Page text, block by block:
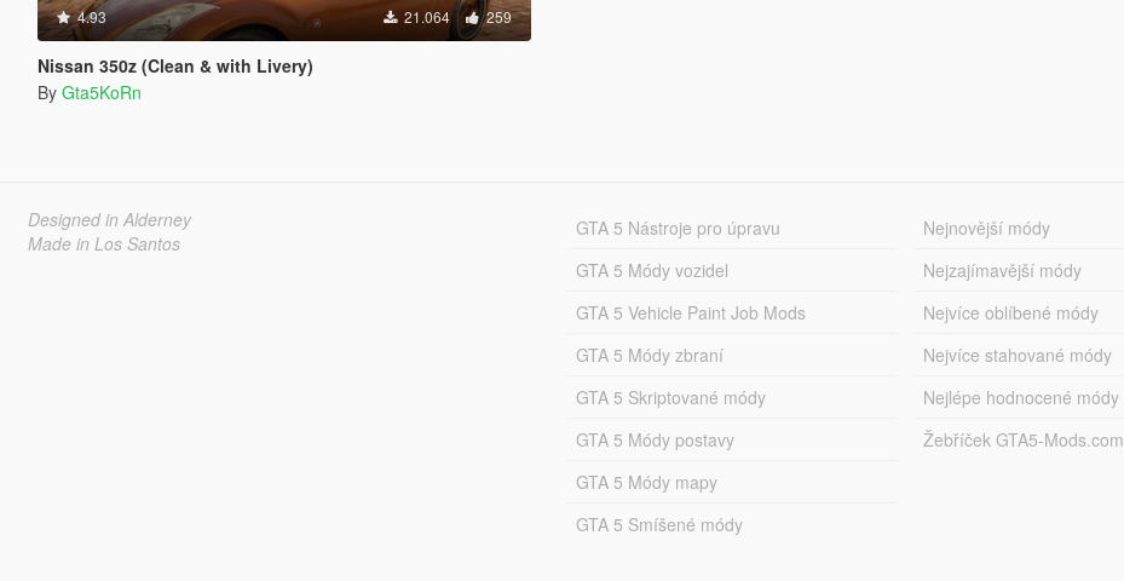
4.93 21.064 259
Nissan 350z (Clean & with Livery)
By Gta5KoRn
Designed in Alderney
Made in Los Santos
GTA 5 Nástroje pro úpravu
GTA 5 Módy vozidel
GTA 5 Vehicle Paint Job Mods
GTA 5 Módy zbraní
GTA 5 Skriptované módy
GTA 5 Módy postavy
GTA 5 Módy mapy
GTA 5 Smíšené módy
Nejnovější módy
Nejzajímavější módy
Nejvíce oblíbené módy
Nejvíce stahované módy
Nejlépe hodnocené módy
Žebříček GTA5-Mods.com